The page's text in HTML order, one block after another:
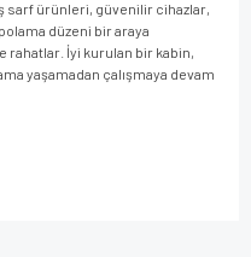
sarf ürünleri, güvenilir cihazlar,
düzeni bir araya
rahatlar. İyi kurulan bir kabin,
yaşamadan çalışmaya devam